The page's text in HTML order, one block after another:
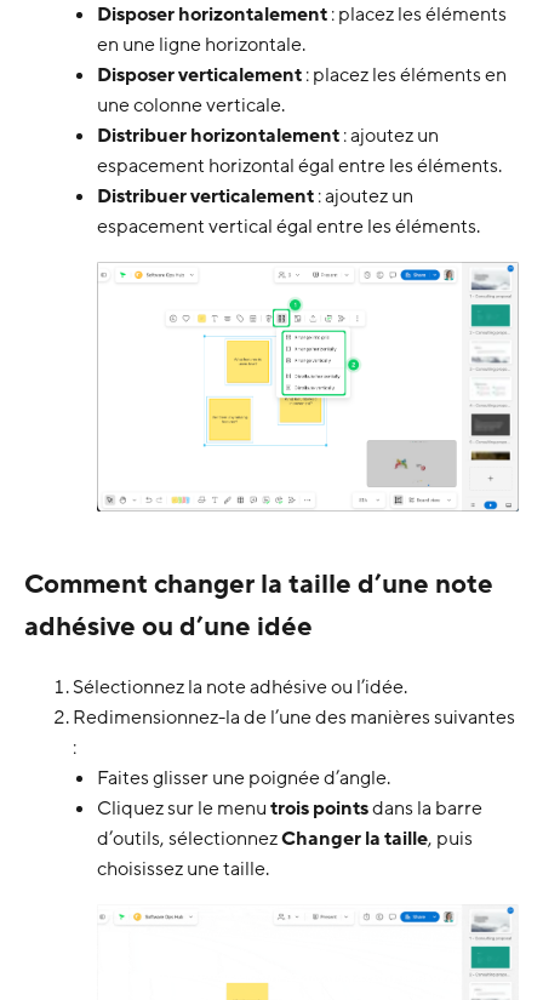
Disposer horizontalement: placez les éléments
en une ligne horizontale.
Disposer verticalement: placez les éléments en
une colonne verticale.
Distribuer horizontalement: ajoutez un
espacement horizontal égal entre les éléments.
Distribuer verticalement: ajoutez un
espacement vertical égal entre les éléments.
Comment changer la taille d’une note
adhésive ou d’une idée
Sélectionnez la note adhésive ou l’idée.
Redimensionnez-la de l’une des manières suivantes
:
Faites glisser une poignée d’angle.
Cliquez sur le menutrois pointsdans la barre
d’outils, sélectionnezChanger la taille, puis
choisissez une taille.